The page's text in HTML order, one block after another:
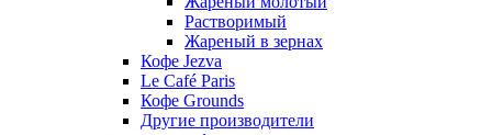
Растворимый
Жареный в зернах
Кофе Jezva
Le Café Paris
Кофе Grounds
Другие производители